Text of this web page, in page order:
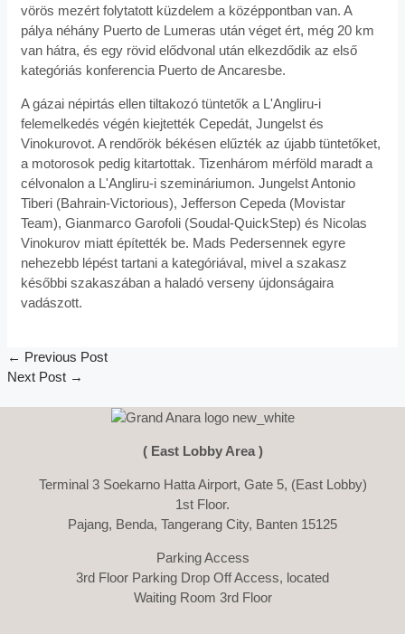
vörös mezért folytatott küzdelem a középpontban van. A
pálya néhány Puerto de Lumeras után véget ért, még 20 km
van hátra, és egy rövid elődvonal után elkezdődik az első
kategóriás konferencia Puerto de Ancaresbe.
A gázai népirtás ellen tiltakozó tüntetők a L'Angliru-i
felemelkedés végén kiejtették Cepedát, Jungelst és
Vinokurovot. A rendőrök békésen elűzték az újabb tüntetőket,
a motorosok pedig kitartottak. Tizenhárom mérföld maradt a
célvonalon a L'Angliru-i szemináriumon. Jungelst Antonio
Tiberi (Bahrain-Victorious), Jefferson Cepeda (Movistar
Team), Gianmarco Garofoli (Soudal-QuickStep) és Nicolas
Vinokurov miatt építették be. Mads Pedersennek egyre
nehezebb lépést tartani a kategóriával, mivel a szakasz
későbbi szakaszában a haladó verseny újdonságaira
vadászott.
← Previous Post
Next Post →
( East Lobby Area )
Terminal 3 Soekarno Hatta Airport, Gate 5, (East Lobby)
1st Floor.
Pajang, Benda, Tangerang City, Banten 15125
Parking Access
3rd Floor Parking Drop Off Access, located
Waiting Room 3rd Floor